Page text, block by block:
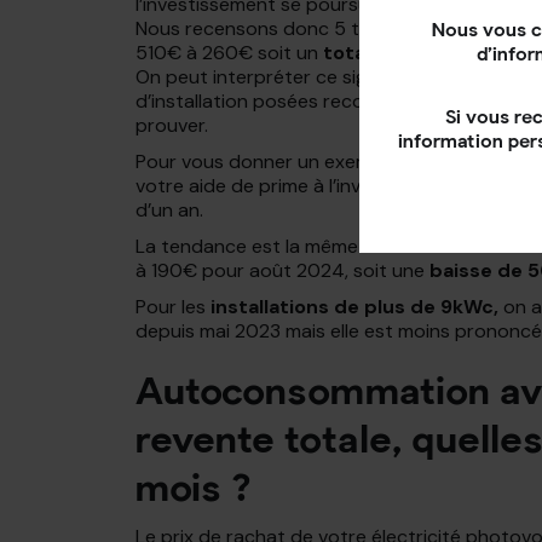
Nous recensons donc 5 trimestres de suite
510€ à 260€ soit un total de -49% entre
On peut interpréter ce signal positivement :
d’installation posées record pendant ce
prouver.
Pour vous donner un exemple, si vous
votre aide de prime à l’investissement sera
d’un an.
La tendance est la même entre
à 190€ pour août 2024, soit une baisse de
Pour les installations de plus de 9kWc, on
depuis mai 2023 mais elle est moins
Autoconsommation
revente totale,
mois ?
Le prix de rachat de votre électricité
Nous vous
Si vous
information